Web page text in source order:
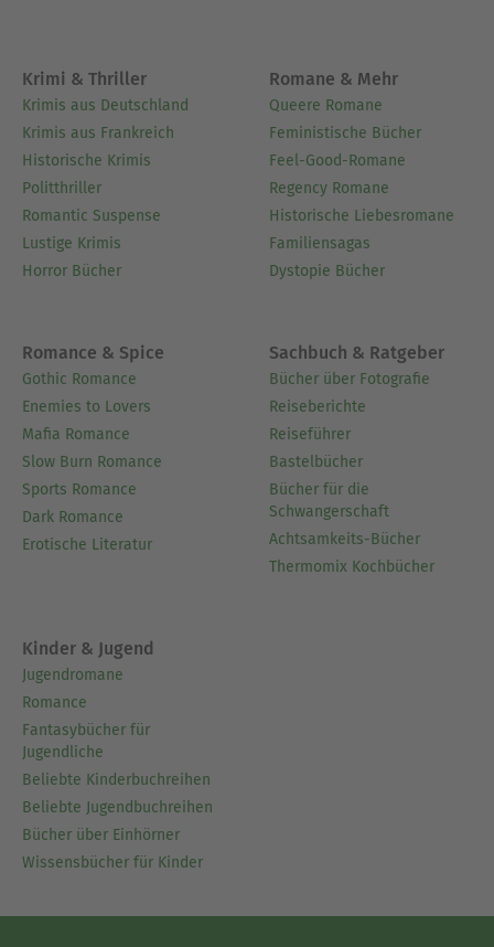
Krimi & Thriller
Krimis aus Deutschland
Krimis aus Frankreich
Historische Krimis
Politthriller
Romantic Suspense
Lustige Krimis
Horror Bücher
Romane & Mehr
Queere Romane
Feministische Bücher
Feel-Good-Romane
Regency Romane
Historische Liebesromane
Familiensagas
Dystopie Bücher
Romance & Spice
Gothic Romance
Enemies to Lovers
Mafia Romance
Slow Burn Romance
Sports Romance
Dark Romance
Erotische Literatur
Sachbuch & Ratgeber
Bücher über Fotografie
Reiseberichte
Reiseführer
Bastelbücher
Bücher für die
Schwangerschaft
Achtsamkeits-Bücher
Thermomix Kochbücher
Kinder & Jugend
Jugendromane
Romance
Fantasybücher für
Jugendliche
Beliebte Kinderbuchreihen
Beliebte Jugendbuchreihen
Bücher über Einhörner
Wissensbücher für Kinder